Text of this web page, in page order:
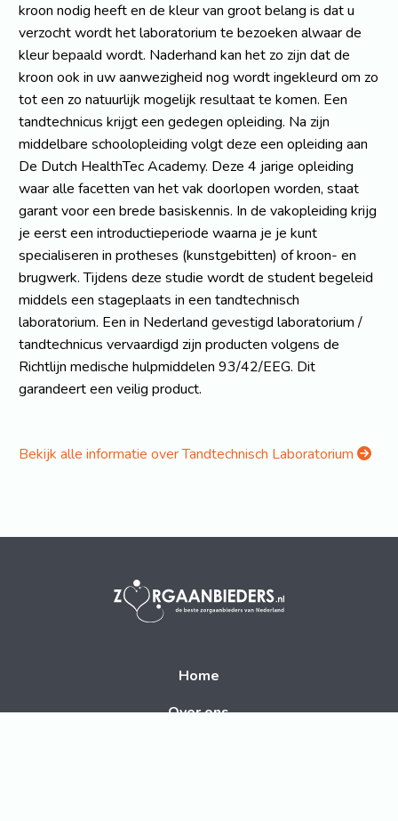
kroon nodig heeft en de kleur van groot belang is dat u
verzocht wordt het laboratorium te bezoeken alwaar de
kleur bepaald wordt. Naderhand kan het zo zijn dat de
kroon ook in uw aanwezigheid nog wordt ingekleurd om zo
tot een zo natuurlijk mogelijk resultaat te komen. Een
tandtechnicus krijgt een gedegen opleiding. Na zijn
middelbare schoolopleiding volgt deze een opleiding aan
De Dutch HealthTec Academy. Deze 4 jarige opleiding
waar alle facetten van het vak doorlopen worden, staat
garant voor een brede basiskennis. In de vakopleiding krijg
je eerst een introductieperiode waarna je je kunt
specialiseren in protheses (kunstgebitten) of kroon- en
brugwerk. Tijdens deze studie wordt de student begeleid
middels een stageplaats in een tandtechnisch
laboratorium. Een in Nederland gevestigd laboratorium /
tandtechnicus vervaardigd zijn producten volgens de
Richtlijn medische hulpmiddelen 93/42/EEG. Dit
garandeert een veilig product.
Bekijk alle informatie over Tandtechnisch Laboratorium
Home
Over ons